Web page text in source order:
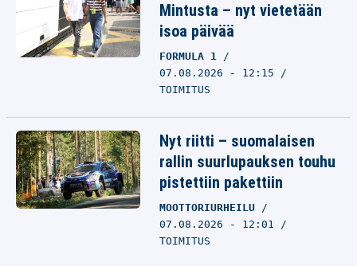
Mintusta – nyt vietetään
isoa päivää
FORMULA 1
07.08.2026 - 12:15
TOIMITUS
Nyt riitti – suomalaisen
rallin suurlupauksen touhu
pistettiin pakettiin
MOOTTORIURHEILU
07.08.2026 - 12:01
TOIMITUS